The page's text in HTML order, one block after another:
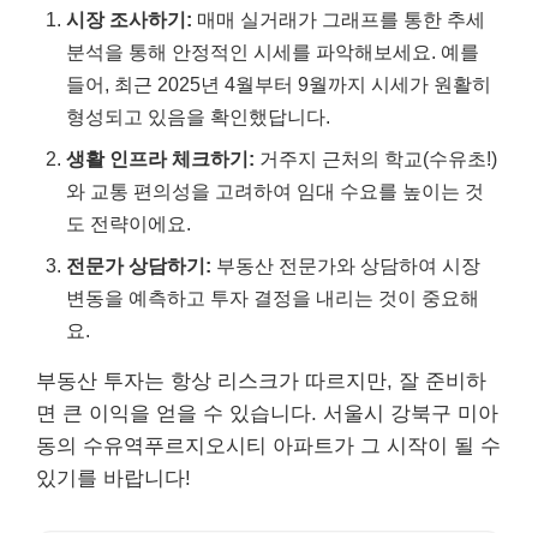
시장 조사하기: 매매 실거래가 그래프를 통한 추세
분석을 통해 안정적인 시세를 파악해보세요. 예를
들어, 최근 2025년 4월부터 9월까지 시세가 원활히
형성되고 있음을 확인했답니다.
생활 인프라 체크하기: 거주지 근처의 학교(수유초!)
와 교통 편의성을 고려하여 임대 수요를 높이는 것
도 전략이에요.
전문가 상담하기: 부동산 전문가와 상담하여 시장
변동을 예측하고 투자 결정을 내리는 것이 중요해
요.
부동산 투자는 항상 리스크가 따르지만, 잘 준비하
면 큰 이익을 얻을 수 있습니다. 서울시 강북구 미아
동의 수유역푸르지오시티 아파트가 그 시작이 될 수
있기를 바랍니다!